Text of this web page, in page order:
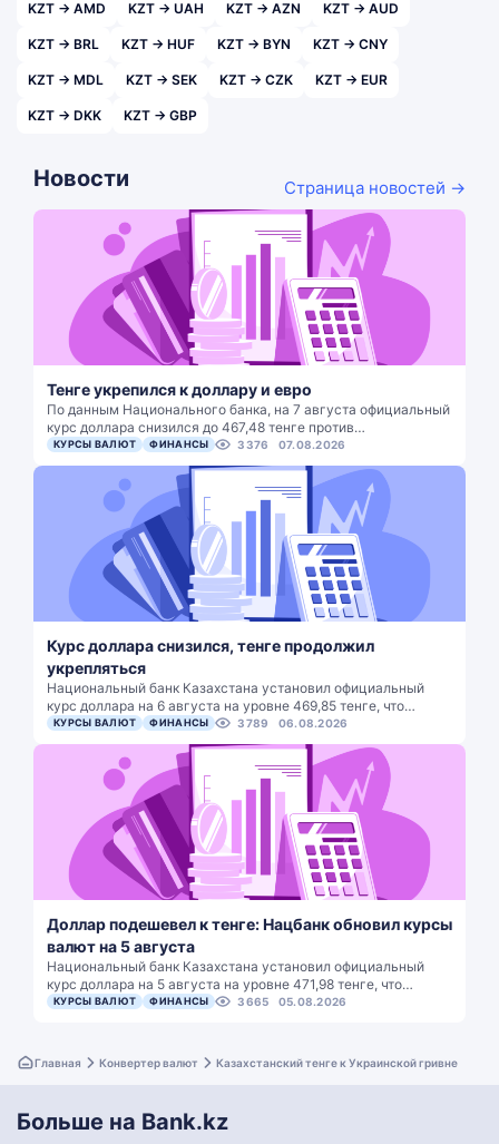
KZT → AMD KZT → UAH KZT → AZN KZT → AUD
KZT → BRL KZT → HUF KZT → BYN KZT → CNY
KZT → MDL KZT → SEK KZT → CZK KZT → EUR
KZT → DKK KZT → GBP
Новости Страница новостей →
Тенге укрепился к доллару и евро
По данным Национального банка, на 7 августа официальный
курс доллара снизился до 467,48 тенге против…
КУРСЫ ВАЛЮТ ФИНАНСЫ 3376 07.08.2026
Курс доллара снизился, тенге продолжил
укрепляться
Национальный банк Казахстана установил официальный
курс доллара на 6 августа на уровне 469,85 тенге, что…
КУРСЫ ВАЛЮТ ФИНАНСЫ 3789 06.08.2026
Доллар подешевел к тенге: Нацбанк обновил курсы
валют на 5 августа
Национальный банк Казахстана установил официальный
курс доллара на 5 августа на уровне 471,98 тенге, что…
КУРСЫ ВАЛЮТ ФИНАНСЫ 3665 05.08.2026
Главная Конвертер валют Казахстанский тенге к Украинской гривне
Больше на Bank.kz